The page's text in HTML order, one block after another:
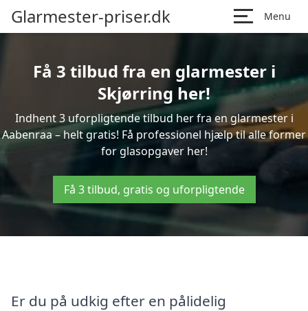
Glarmester-priser.dk Menu
Få 3 tilbud fra en glarmester i
Skjørring her!
Indhent 3 uforpligtende tilbud her fra en glarmester i
Aabenraa – helt gratis! Få professionel hjælp til alle former
for glasopgaver her!
Få 3 tilbud, gratis og uforpligtende
Er du på udkig efter en pålidelig